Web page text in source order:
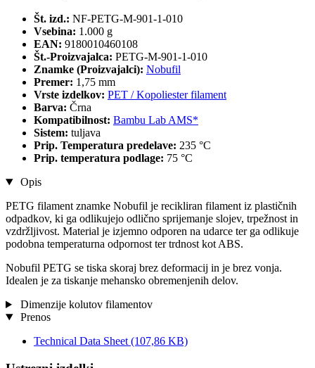
Št. izd.: NF-PETG-M-901-1-010
Vsebina: 1.000 g
EAN: 9180010460108
Št.-Proizvajalca: PETG-M-901-1-010
Znamke (Proizvajalci): Nobufil
Premer: 1,75 mm
Vrste izdelkov: PET / Kopoliester filament
Barva: Črna
Kompatibilnost: Bambu Lab AMS*
Sistem: tuljava
Prip. Temperatura predelave: 235 °C
Prip. temperatura podlage: 75 °C
Opis
PETG filament znamke Nobufil je recikliran filament iz plastičnih
odpadkov, ki ga odlikujejo odlično sprijemanje slojev, trpežnost in
vzdržljivost. Material je izjemno odporen na udarce ter ga odlikuje
podobna temperaturna odpornost ter trdnost kot ABS.
Nobufil PETG se tiska skoraj brez deformacij in je brez vonja.
Idealen je za tiskanje mehansko obremenjenih delov.
Dimenzije kolutov filamentov
Prenos
Technical Data Sheet (107,86 KB)